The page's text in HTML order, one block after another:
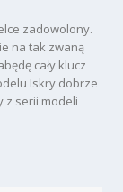
zadowolony.
na tak zwaną
cały klucz
Iskry dobrze
z serii modeli